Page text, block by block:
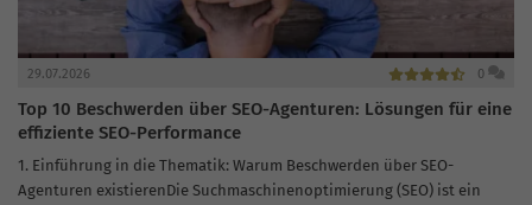
29.07.2026 0
Top 10 Beschwerden über SEO-Agenturen: Lösungen für eine
effiziente SEO-Performance
1. Einführung in die Thematik: Warum Beschwerden über SEO-
Agenturen existierenDie Suchmaschinenoptimierung (SEO) ist ein